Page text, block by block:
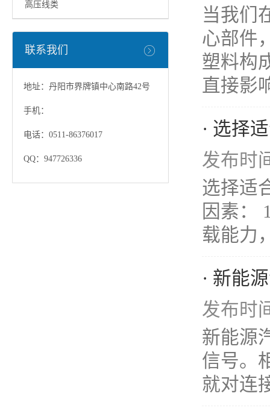
高压线类
联系我们
地址：丹阳市界牌镇中心南路42号
手机：
电话：0511-86376017
QQ：947726336
当我们
心部件
塑料构
直接影
· 选择
发布时
选择适
因素：
载能力
· 新能
发布时
新能源
信号。
就对连